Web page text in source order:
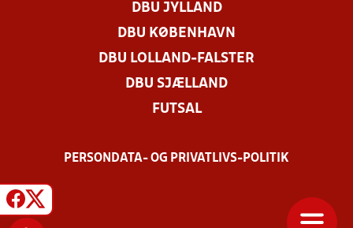
DBU JYLLAND
DBU KØBENHAVN
DBU LOLLAND-FALSTER
DBU SJÆLLAND
FUTSAL
PERSONDATA- OG PRIVATLIVS-POLITIK